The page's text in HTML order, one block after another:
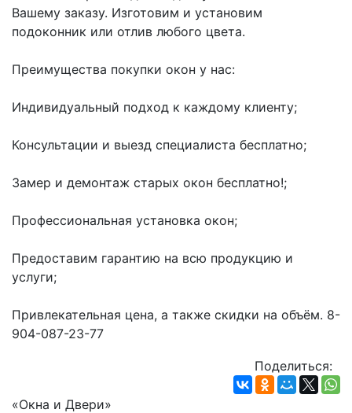
Вашему заказу. Изготовим и установим
подоконник или отлив любого цвета.
Преимущества покупки окон у нас:
Индивидуальный подход к каждому клиенту;
Консультации и выезд специалиста бесплатно;
Замер и демонтаж старых окон бесплатно!;
Профессиональная установка окон;
Предоставим гарантию на всю продукцию и
услуги;
Привлекательная цена, а также скидки на объём. 8-
904-087-23-77
Поделиться:
«Окна и Двери»